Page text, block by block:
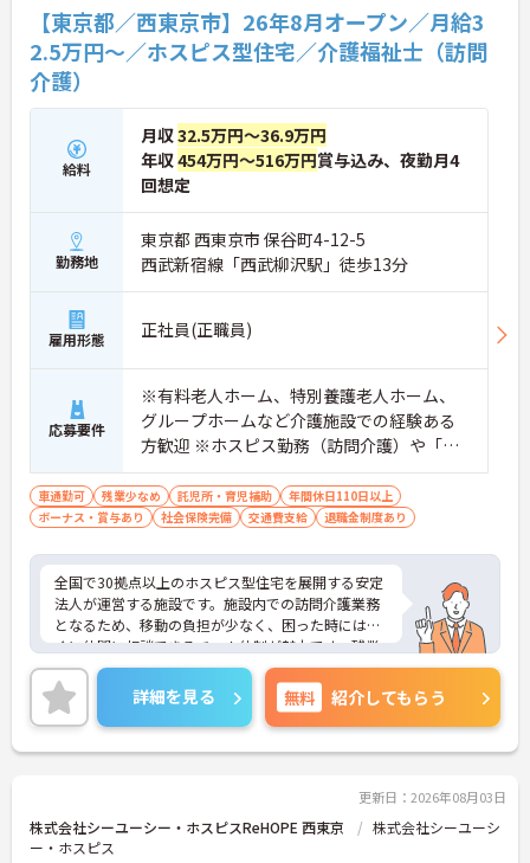
【東京都／西東京市】26年8月オープン／月給3
2.5万円～／ホスピス型住宅／介護福祉士（訪問
介護）
給料
月収32.5万円～36.9万円
年収454万円～516万円賞与込み、夜勤月4
回想定
勤務地
東京都 西東京市 保谷町4-12-5
西武新宿線「西武柳沢駅」徒歩13分
雇用形態 正社員(正職員)
応募要件
※有料老人ホーム、特別養護老人ホーム、
グループホームなど介護施設での経験ある
方歓迎 ※ホスピス勤務（訪問介護）や「看
取り」が初めての方も可
車通勤可 残業少なめ 託児所・育児補助
年間休日110日以上
ボーナス・賞与あり
社会保険完備 交通費支給 退職金制度あり
全国で30拠点以上のホスピス型住宅を展開する安定
法人が運営する施設です。施設内での訪問介護業務
となるため、移動の負担が少なく、困った時にはす
ぐに仲間に相談できるチーム体制が魅力です。残業
は全社平均残業月5時間程度と少なく、3日以上の連
続休暇で支援金が支給される独自の制度や、美容皮
膚科などの割引が受けられる福利厚生も充実してい
ます。ホスピスケアが初めてでも、充実した入社時
研修と資格取得支援制度を活用し、専門性を高めな
す。ご入居者さまの生きる喜びに寄り添いながらチ
ームで協力しながらより良いケアを提供したい方に
ぴったりの環境です。
詳細を見る 無料 紹介してもらう
更新日：2026年08月03日
株式会社シーユーシー・ホスピスReHOPE 西東京
株式会社シーユーシ
ー・ホスピス